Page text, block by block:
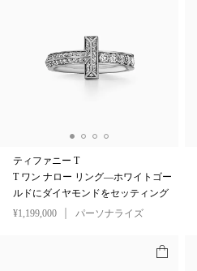
ティファニー T
T ワン ナロー リング—ホワイトゴー
ルドにダイヤモンドをセッティング
¥1,199,000
パーソナライズ